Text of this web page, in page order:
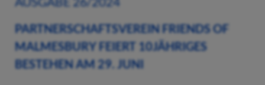
PARTNERSCHAFTSVEREIN FRIENDS OF
MALMESBURY FEIERT 10JÄHRIGES
BESTEHEN AM 29. JUNI